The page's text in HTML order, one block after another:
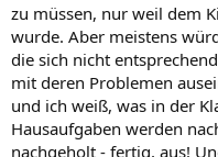
zu müssen, nur weil dem
wurde. Aber meistens
die sich nicht
mit deren Problemen
und ich weiß, was in der
Hausaufgaben werden
nachgeholt - fertig, aus!